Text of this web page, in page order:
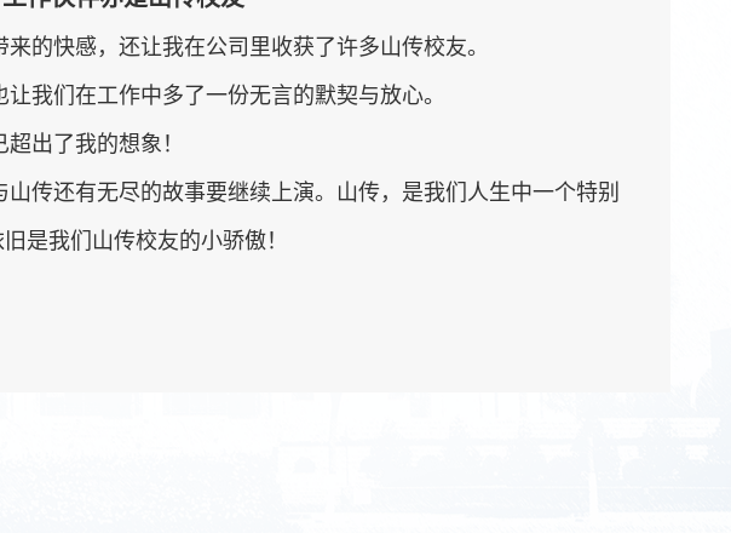
的快感，还让我在公司里收获了许多山传校友。
我们在工作中多了一份无言的默契与放心。
出了我的想象！
传还有无尽的故事要继续上演。山传，是我们人生中一个特别
是我们山传校友的小骄傲！